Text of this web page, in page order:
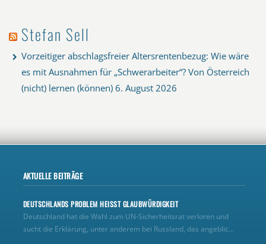
Stefan Sell
Vorzeitiger abschlagsfreier Altersrentenbezug: Wie wäre
es mit Ausnahmen für „Schwerarbeiter“? Von Österreich
(nicht) lernen (können) 6. August 2026
AKTUELLE BEITRÄGE
DEUTSCHLANDS PROBLEM HEISST GLAUBWÜRDIGKEIT
Deutschland hat die Wahl zum UN‑Sicherheitsrat verloren und
sucht die Erklärung, unter anderem bei Russland, das angeblic...